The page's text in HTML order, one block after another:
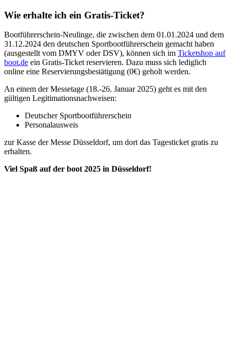
Wie erhalte ich ein Gratis-Ticket?
Bootführerschein-Neulinge, die zwischen dem 01.01.2024 und dem
31.12.2024 den deutschen Sportbootführerschein gemacht haben
(ausgestellt vom DMYV oder DSV), können sich im Ticketshop auf
boot.de ein Gratis-Ticket reservieren. Dazu muss sich lediglich
online eine Reservierungsbestätigung (0€) geholt werden.
An einem der Messetage (18.-26. Januar 2025) geht es mit den
gültigen Legitimationsnachweisen:
Deutscher Sportbootführerschein
Personalausweis
zur Kasse der Messe Düsseldorf, um dort das Tagesticket gratis zu
erhalten.
Viel Spaß auf der boot 2025 in Düsseldorf!